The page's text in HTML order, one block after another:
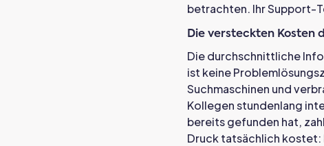
betrachten. Ihr Support-
Die versteckten Kosten
Die durchschnittliche
ist keine
Suchmaschinen und
Kollegen stundenlang
bereits gefunden hat,
Druck tatsächlich kostet: